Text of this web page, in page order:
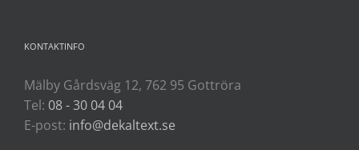
KONTAKTINFO
Mälby Gårdsväg 12, 762 95 Gottröra
Tel: 08 - 30 04 04
E-post: info@dekaltext.se